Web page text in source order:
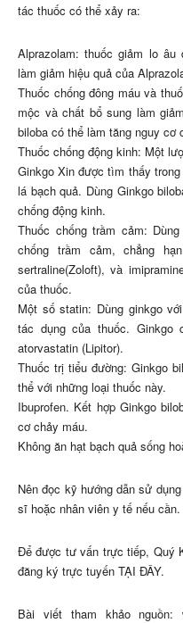
tác thuốc có thể xảy ra:
Alprazolam: thuốc giảm lo
làm giảm hiệu quả của
Thuốc chống đông máu và
mộc và chất bổ sung làm
biloba có thể làm tăng nguy cơ
Thuốc chống động kinh: Một
Ginkgo Xin được tìm thấy
lá bạch quả. Dùng Ginkgo
chống động kinh.
Thuốc chống trầm cảm:
chống trầm cảm, chẳng
sertraline(Zoloft), và
của thuốc.
Một số statin: Dùng ginkgo
tác dụng của thuốc.
atorvastatin (Lipitor).
Thuốc trị tiểu đường: Ginkgo
thể với những loại thuốc này.
Ibuprofen. Kết hợp Ginkgo
cơ chảy máu.
Không ăn hạt bạch quả sống
Nên đọc kỹ hướng dẫn sử
sĩ hoặc nhân viên y tế nếu cần.
Để được tư vấn trực tiếp, Quý
đăng ký trực tuyến TẠI ĐÂY.
Bài viết tham khảo nguồn: